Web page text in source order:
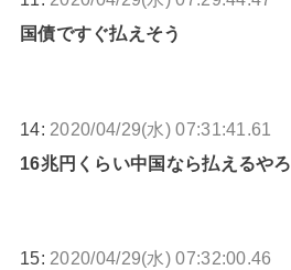
国債ですぐ払えそう
14: 2020/04/29(水) 07:31:41.61
16兆円くらい中国なら払えるやろ
15: 2020/04/29(水) 07:32:00.46